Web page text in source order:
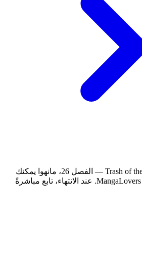
أنت تقرأ Trash of the Count's Family — الفصل 26، مانهوا يمكنك
عند الانتهاء، تابع مباشرةً